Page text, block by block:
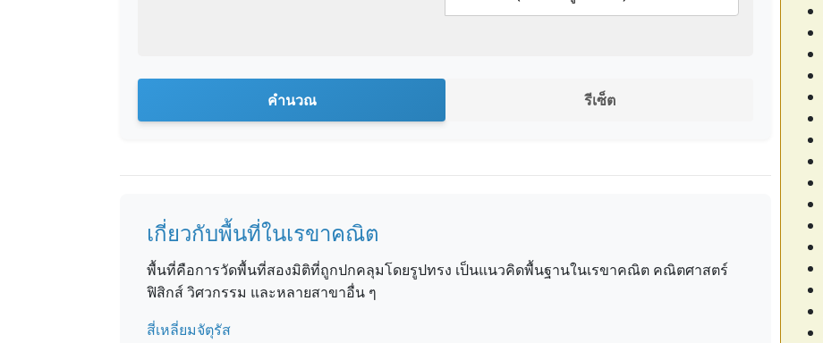
คำนวณ รีเซ็ต
เกี่ยวกับพื้นที่ในเรขาคณิต
พื้นที่คือการวัดพื้นที่สองมิติที่ถูกปกคลุมโดยรูปทรง เป็นแนวคิดพื้นฐานในเรขาคณิต คณิตศาสตร์
ฟิสิกส์ วิศวกรรม และหลายสาขาอื่น ๆ
สี่เหลี่ยมจัตุรัส